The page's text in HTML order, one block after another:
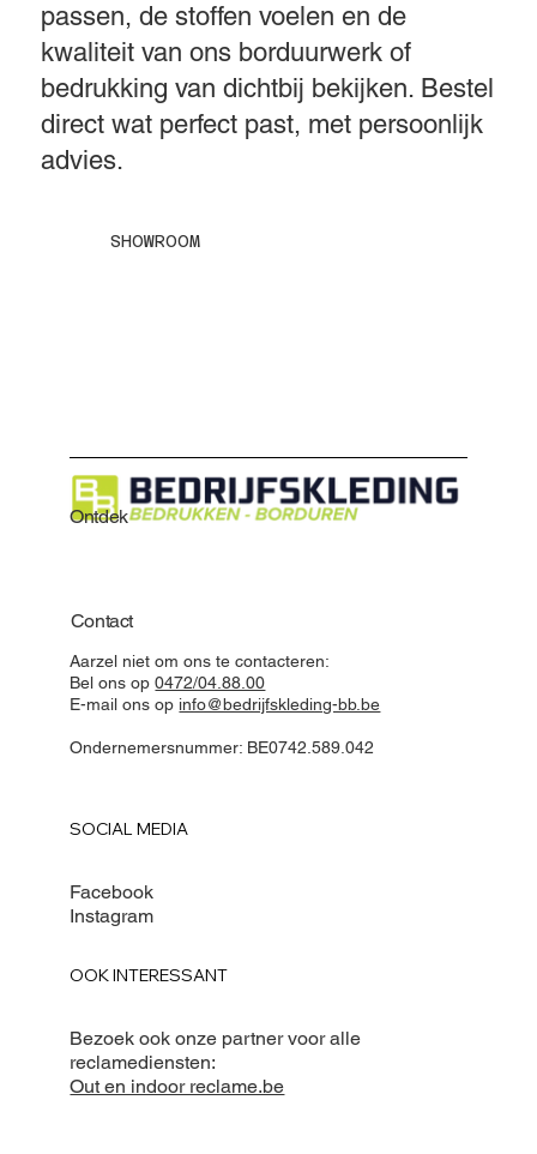
passen, de stoffen voelen en de
kwaliteit van ons borduurwerk of
bedrukking van dichtbij bekijken. Bestel
direct wat perfect past, met persoonlijk
advies.
SHOWROOM
Ontdek
Contact
Aarzel niet om ons te contacteren:
Bel ons op0472/04.88.00
E-mail ons op info@bedrijfskleding-bb.be
Ondernemersnummer: BE0742.589.042
SOCIAL MEDIA
Facebook
Instagram
OOK INTERESSANT
Bezoek ook onze partner voor alle
reclamediensten:
Out en indoor reclame.be